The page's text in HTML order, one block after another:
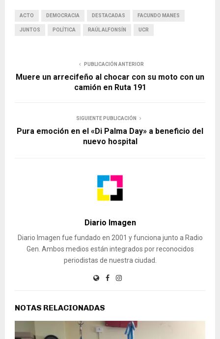
ACTO DEMOCRACIA DESTACADAS FACUNDO MANES
JUNTOS POLÍTICA RAÚL ALFONSÍN UCR
PUBLICACIÓN ANTERIOR
Muere un arrecifeño al chocar con su moto con un
camión en Ruta 191
SIGUIENTE PUBLICACIÓN
Pura emoción en el «Di Palma Day» a beneficio del
nuevo hospital
Diario Imagen
Diario Imagen fue fundado en 2001 y funciona junto a Radio
Gen. Ambos medios están integrados por reconocidos
periodistas de nuestra ciudad.
NOTAS RELACIONADAS